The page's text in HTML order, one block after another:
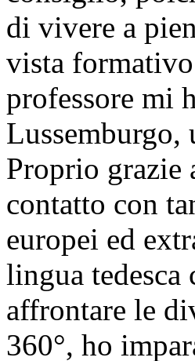
di vivere a
vista
professore mi
Proprio grazie
contatto con
europei ed
lingua tedesca
affrontare le
360°, ho